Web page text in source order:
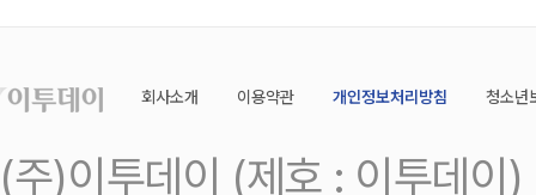
회사소개 이용약관 개인정보처리방침 청소년
(주)이투데이 (제호 : 이투데